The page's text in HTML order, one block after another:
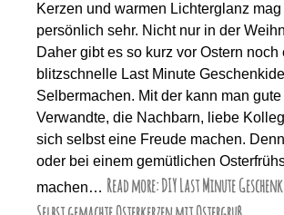
Kerzen und warmen Lichterglanz mag
persönlich sehr. Nicht nur in der
Daher gibt es so kurz vor Ostern noch
blitzschnelle Last Minute
Selbermachen. Mit der kann man
Verwandte, die Nachbarn, liebe
sich selbst eine Freude machen.
oder bei einem gemütlichen
machen… Read more: DIY Last Minute